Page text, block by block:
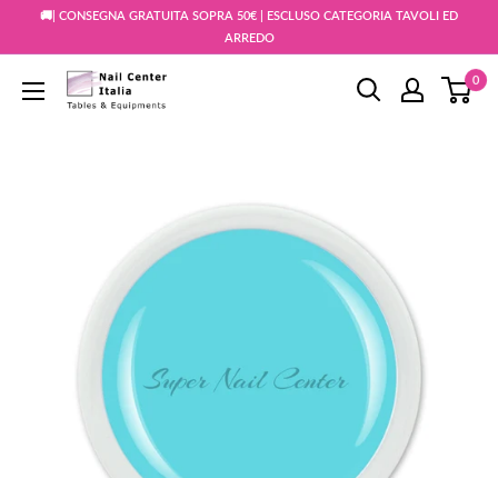
🚚| CONSEGNA GRATUITA SOPRA 50€ | ESCLUSO CATEGORIA TAVOLI ED
ARREDO
Snc
Nail
0